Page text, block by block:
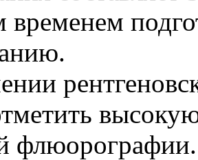
временем
флюорографии.